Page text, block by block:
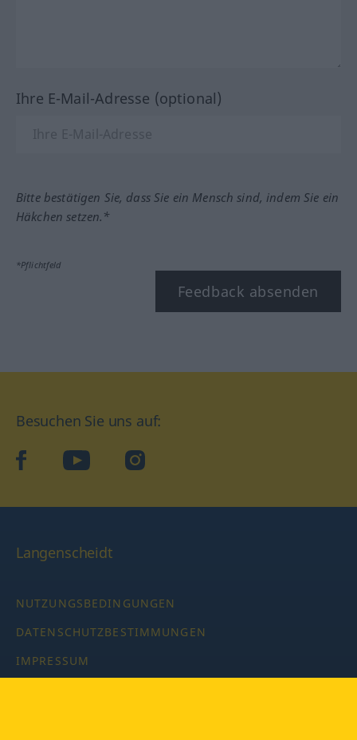
Ihre E-Mail-Adresse (optional)
Bitte bestätigen Sie, dass Sie ein Mensch sind, indem Sie ein
Häkchen setzen.*
*Pflichtfeld
Feedback absenden
Besuchen Sie uns auf:
facebookYouTube Instagram
Langenscheidt
NUTZUNGSBEDINGUNGEN
DATENSCHUTZBESTIMMUNGEN
IMPRESSUM